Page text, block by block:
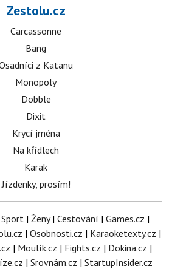
Zestolu.cz
Carcassonne
Bang
z Katanu
Monopoly
Dobble
Dixit
Krycí jména
Na křídlech
Karak
Jízdenky, prosím!
Sport | Ženy| Cestování | Games.cz |
| Osobnosti.cz | Karaoketexty.cz |
| Moulík.cz | Fights.cz | Dokina.cz |
| Srovnám.cz | StartupInsider.cz